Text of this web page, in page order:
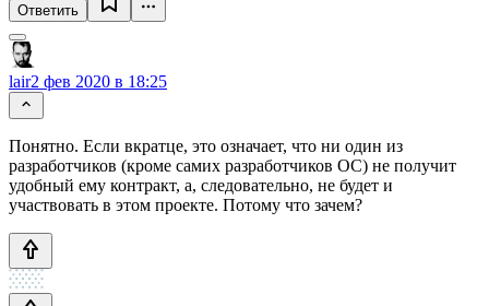
Ответить
lair2 фев 2020 в 18:25
Понятно. Если вкратце, это означает, что ни один из
разработчиков (кроме самих разработчиков ОС) не получит
удобный ему контракт, а, следовательно, не будет и
участвовать в этом проекте. Потому что зачем?